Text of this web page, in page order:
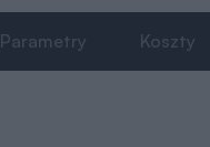
Parametry Koszty